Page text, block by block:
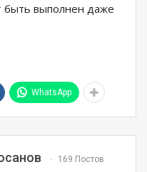
быть выполнен даже
WhatsApp
169 Постов